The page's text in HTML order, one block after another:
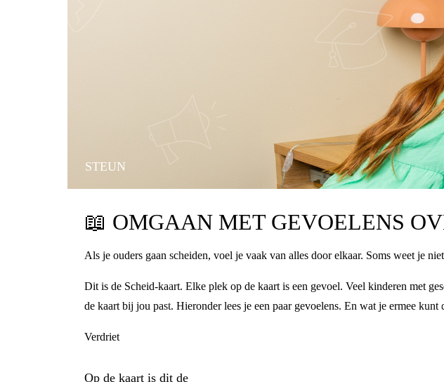
STEUN
📖 OMGAAN MET GEVOELENS
Als je ouders gaan scheiden, voel je vaak van alles door elkaar. Soms weet je
Dit is de Scheid-kaart. Elke plek op de kaart is een gevoel. Veel kinderen met
de kaart bij jou past. Hieronder lees je een paar gevoelens. En wat je ermee
Verdriet
Op de kaart is dit de